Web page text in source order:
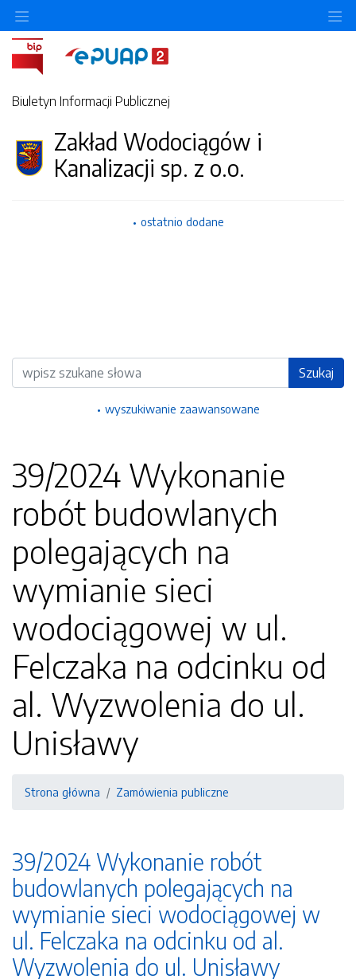
Biuletyn Informacji Publicznej
Zakład Wodociągów i
Kanalizacji sp. z o.o.
ostatnio dodane
Wyszukiwarka Szukaj
wyszukiwanie zaawansowane
39/2024 Wykonanie
robót budowlanych
polegających na
wymianie sieci
wodociągowej w ul.
Felczaka na odcinku od
al. Wyzwolenia do ul.
Unisławy
Strona główna Zamówienia publiczne
39/2024 Wykonanie robót
budowlanych polegających na
wymianie sieci wodociągowej w
ul. Felczaka na odcinku od al.
Wyzwolenia do ul. Unisławy